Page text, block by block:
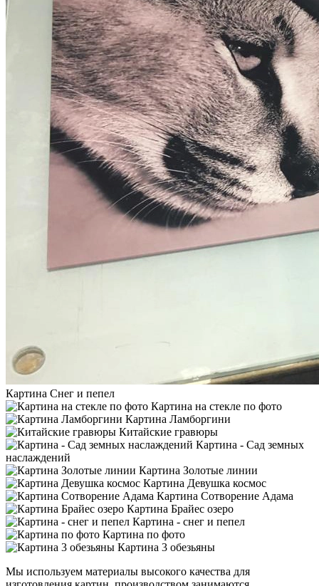
Картина Снег и пепел
Картина на стекле по фото
Картина Ламборгини
Китайские гравюры
Картина - Сад земных
наслаждений
Картина Золотые линии
Картина Девушка космос
Картина Сотворение Адама
Картина Брайес озеро
Картина - снег и пепел
Картина по фото
Картина 3 обезьяны
Мы используем материалы высокого качества для